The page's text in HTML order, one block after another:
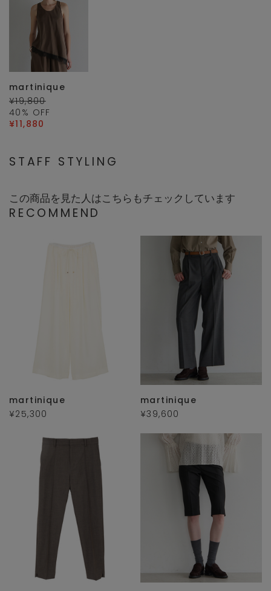
martinique
¥19,800
40 % OFF
¥11,880
STAFF STYLING
この商品を見た人はこちらもチェックしています
RECOMMEND
martinique
¥25,300
martinique
¥39,600